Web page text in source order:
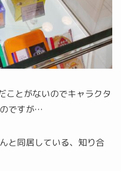
ことがないのでキャラクタ
ですが…
と同居している、知り合